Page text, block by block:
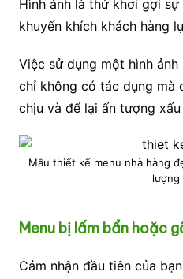
Hình ảnh là thứ khơi gợi
khuyến khích khách hàng
Việc sử dụng một hình
chỉ không có tác dụng mà
chịu và để lại ấn tượng
Mẫu thiết kế menu nhà hàng
lượng
Menu bị lấm bẩn hoặc
Cảm nhận đầu tiên của